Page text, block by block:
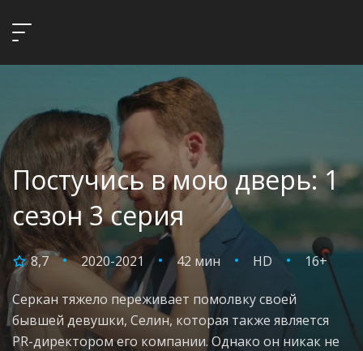
Постучись в мою дверь: 1
сезон 3 серия
8,7 2020-2021 42 мин HD 16+
Серкан тяжело переживает помолвку своей
бывшей девушки, Селин, которая также является
PR-директором его компании. Однако он никак не